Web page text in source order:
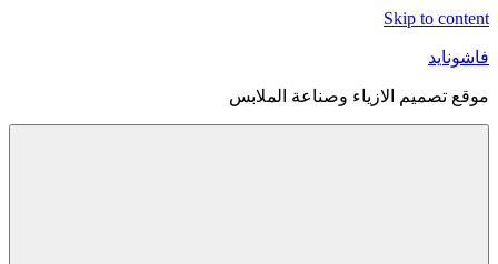
Skip to content
فاشونايد
موقع تصميم الازياء وصناعة الملابس